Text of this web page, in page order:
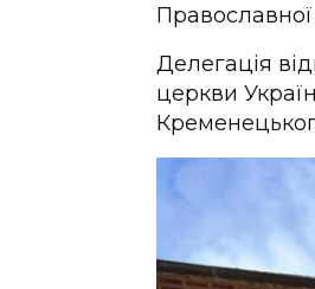
Делегація
церкви